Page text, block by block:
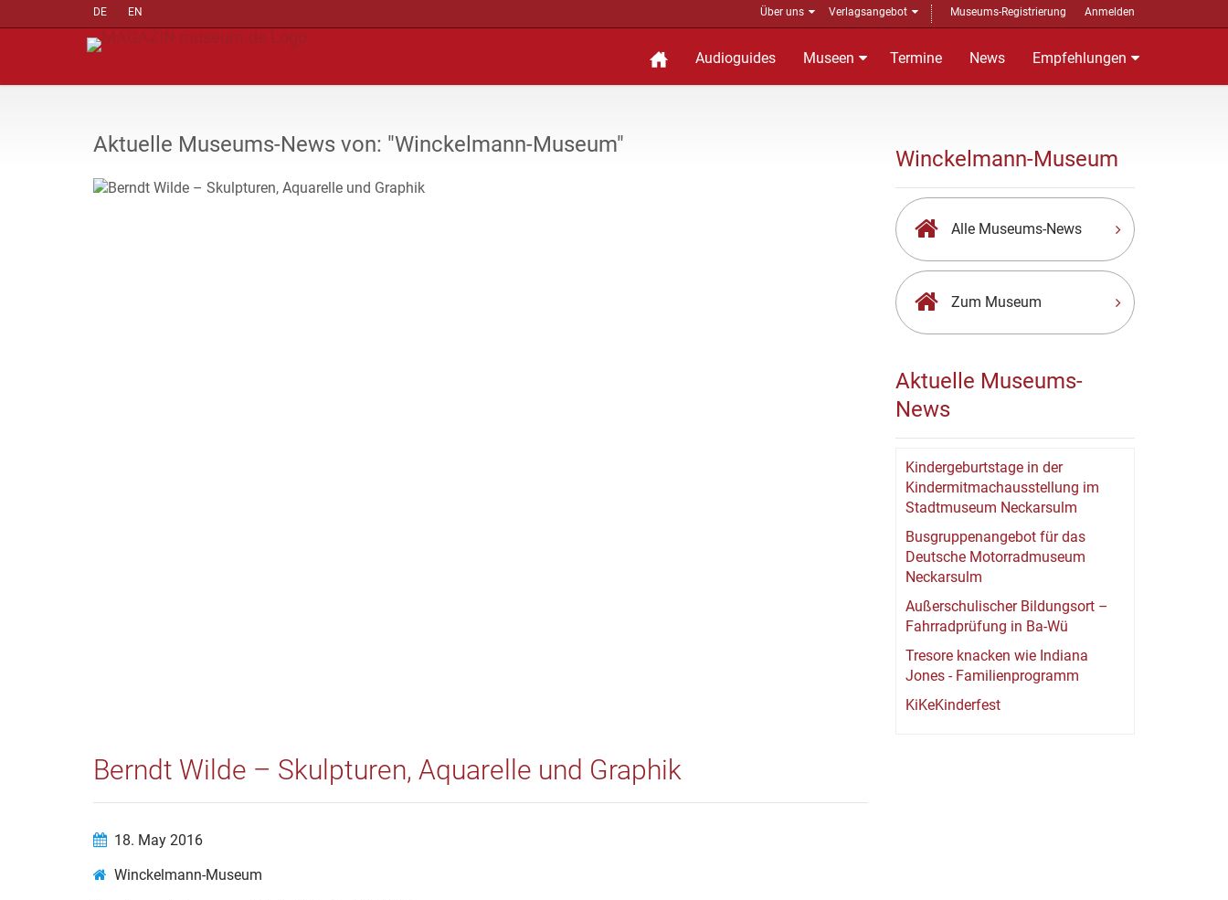
DE EN Über uns Verlagsangebot Museums-Registrierung Anmelden
Audioguides Museen Termine News Empfehlungen
Aktuelle Museums-News von: "Winckelmann-Museum"
Berndt Wilde – Skulpturen, Aquarelle und Graphik
18. May 2016
Winckelmann-Museum
Winckelmann-Museum
Alle Museums-News
Zum Museum
Aktuelle Museums-
News
Kindergeburtstage in der
Kindermitmachausstellung im
Stadtmuseum Neckarsulm
Busgruppenangebot für das
Deutsche Motorradmuseum
Neckarsulm
Außerschulischer Bildungsort –
Fahrradprüfung in Ba-Wü
Tresore knacken wie Indiana
Jones - Familienprogramm
KiKeKinderfest